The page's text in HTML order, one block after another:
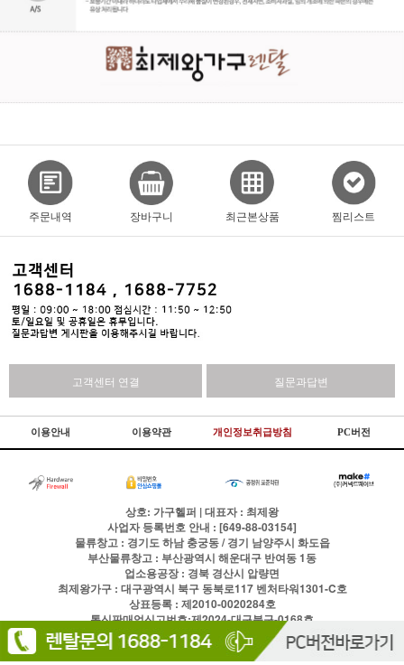
주문내역 장바구니 최근본상품 찜리스트
고객센터 연결 질문과답변
이용안내 이용약관 개인정보취급방침 PC버전
상호: 가구헬퍼 | 대표자 : 최제왕
사업자 등록번호 안내 : [649-88-03154]
물류창고 : 경기도 하남 충궁동 / 경기 남양주시 화도읍
부산물류창고 : 부산광역시 해운대구 반여동 1동
업소용공장 : 경북 경산시 압량면
최제왕가구 : 대구광역시 북구 동북로117 벤처타워1301-C호
상표등록 : 제2010-0020284호
통신판매업신고번호:제2024-대구북구-0168호
전화1688-1184팩스
이용약관
개인정보처리방침